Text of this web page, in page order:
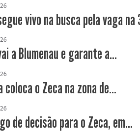
vivo na busca pela vaga na
a Blumenau e garante a...
o Zeca na zona de...
de decisão para o Zeca, em...